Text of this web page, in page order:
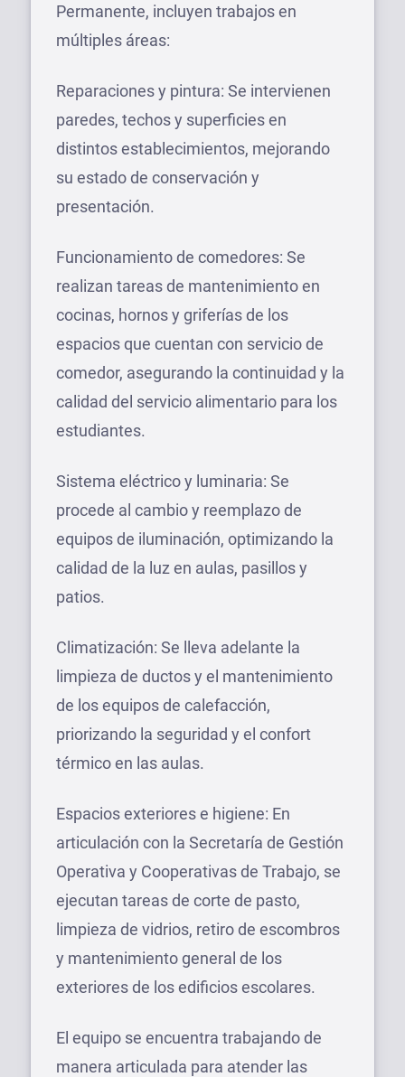
Permanente, incluyen trabajos en
múltiples áreas:
Reparaciones y pintura: Se intervienen
paredes, techos y superficies en
distintos establecimientos, mejorando
su estado de conservación y
presentación.
Funcionamiento de comedores: Se
realizan tareas de mantenimiento en
cocinas, hornos y griferías de los
espacios que cuentan con servicio de
comedor, asegurando la continuidad y la
calidad del servicio alimentario para los
estudiantes.
Sistema eléctrico y luminaria: Se
procede al cambio y reemplazo de
equipos de iluminación, optimizando la
calidad de la luz en aulas, pasillos y
patios.
Climatización: Se lleva adelante la
limpieza de ductos y el mantenimiento
de los equipos de calefacción,
priorizando la seguridad y el confort
térmico en las aulas.
Espacios exteriores e higiene: En
articulación con la Secretaría de Gestión
Operativa y Cooperativas de Trabajo, se
ejecutan tareas de corte de pasto,
limpieza de vidrios, retiro de escombros
y mantenimiento general de los
exteriores de los edificios escolares.
El equipo se encuentra trabajando de
manera articulada para atender las